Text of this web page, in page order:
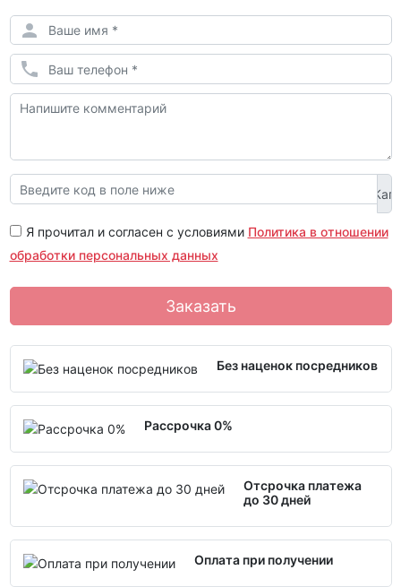
Я прочитал и согласен с условиями Политика в отношении
обработки персональных данных
Заказать
Без наценок посредников
Рассрочка 0%
Отсрочка платежа
до 30 дней
Оплата при получении